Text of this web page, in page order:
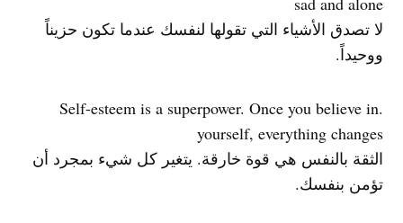
لا تصدق الأشياء التي تقولها لنفسك عندما تكون حزيناً
ووحيداً.
.Self-esteem is a superpower. Once you believe in
yourself, everything changes
الثقة بالنفس هي قوة خارقة. يتغير كل شيء بمجرد أن
تؤمن بنفسك.